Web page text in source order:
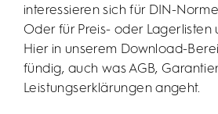
interessieren sich für DIN-
Oder für Preis- oder Lagerlisten
Hier in unserem Download-
fündig, auch was AGB,
Leistungserklärungen angeht.